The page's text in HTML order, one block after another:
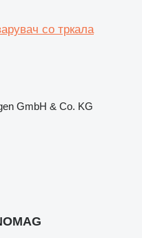
со тркала
GmbH & Co. KG